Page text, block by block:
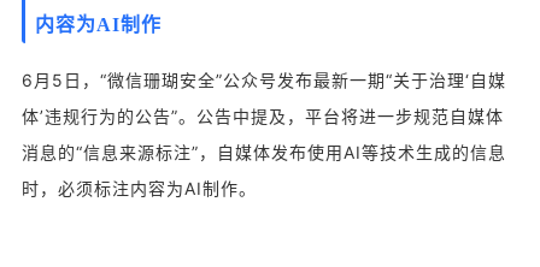
内容为AI制作
6月5日，“微信珊瑚安全”公众号发布最新一期“关于治理‘自媒
体’违规行为的公告”。公告中提及，平台将进一步规范自媒体
消息的“信息来源标注”，自媒体发布使用AI等技术生成的信息
时，必须标注内容为AI制作。